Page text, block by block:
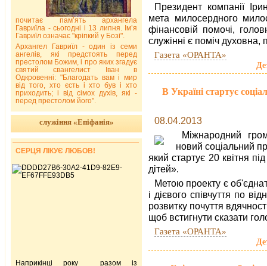
Президент компанії
мета милосердного
фінансовій помочі,
служінні є поміч духовна,
Газета «ОРАНТА»
В Україні стартує
08.04.2013
Міжнародний
новий соціальний
який стартує 20 квітня
дітей».
Метою проекту є
і дієвого співчуття по
розвитку почуття
щоб встигнути сказати
Газета «ОРАНТА»
почитає пам’ять архангела
Гавриїла - сьогодні і 13 липня. Ім’я
Гавриїл означає "кріпкий у Бозі".
Архангел Гавриїл - один із семи
ангелів, які предстоять перед
престолом Божим, і про яких згадує
святий євангелист Іван в
Одкровенні: "Благодать вам і мир
від того, хто єсть і хто був і хто
приходить; і від сімох духів, які -
перед престолом його".
служіння «Епіфанія»
СЕРЦЯ ЛІКУЄ ЛЮБОВ!
Наприкінці року разом із